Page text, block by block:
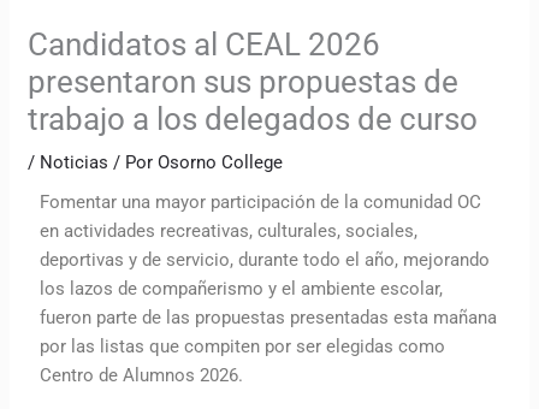
Candidatos al CEAL 2026
presentaron sus propuestas de
trabajo a los delegados de curso
/ Noticias / PorOsorno College
Fomentar una mayor participación de la comunidad OC
en actividades recreativas, culturales, sociales,
deportivas y de servicio, durante todo el año, mejorando
los lazos de compañerismo y el ambiente escolar,
fueron parte de las propuestas presentadas esta mañana
por las listas que compiten por ser elegidas como
Centro de Alumnos 2026.